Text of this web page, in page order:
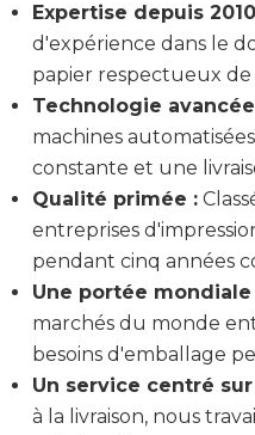
Expertise depuis
d'expérience dans le
papier respectueux
Technologie
machines
constante et une
Qualité primée :
entreprises
pendant cinq années
Une portée mondiale
marchés du monde
besoins d'emballage
Un service centré
à la livraison, nous